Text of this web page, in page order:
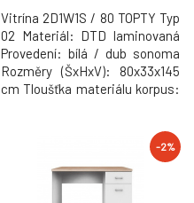
Vitrína 2D1W1S / 80 TOPTY Typ
02 Materiál: DTD laminovaná
Provedení: bílá / dub sonoma
Rozměry (ŠxHxV): 80x33x145
cm Tloušťka materiálu korpus:
sektorový systém vhodný na
zařízení kanceláří, pracoven,
obývacích prostorů či předsíní
-2%